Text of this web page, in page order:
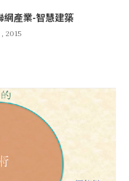
產業-智慧建築
2015